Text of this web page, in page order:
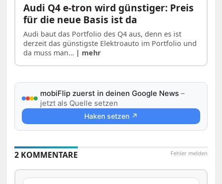
Audi Q4 e-tron wird günstiger: Preis
für die neue Basis ist da
Audi baut das Portfolio des Q4 aus, denn es ist
derzeit das günstigste Elektroauto im Portfolio und
da muss man… | mehr
mobiFlip zuerst in deinen Google News –
jetzt als Quelle setzen
Haken setzen ↗
Fehler melden
2 KOMMENTARE